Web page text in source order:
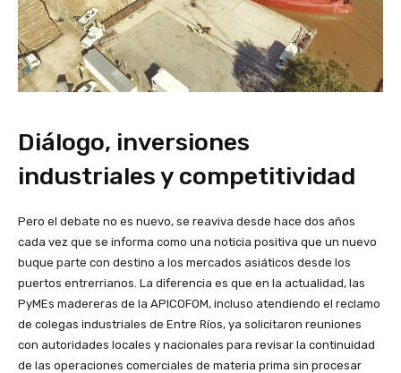
Diálogo, inversiones
industriales y competitividad
Pero el debate no es nuevo, se reaviva desde hace dos años
cada vez que se informa como una noticia positiva que un nuevo
buque parte con destino a los mercados asiáticos desde los
puertos entrerrianos. La diferencia es que en la actualidad, las
PyMEs madereras de la APICOFOM, incluso atendiendo el reclamo
de colegas industriales de Entre Ríos, ya solicitaron reuniones
con autoridades locales y nacionales para revisar la continuidad
de las operaciones comerciales de materia prima sin procesar